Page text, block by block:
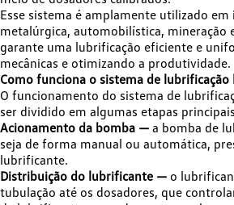
Esse sistema é amplamente utilizado
metalúrgica, automobilística, mineração
garante uma lubrificação eficiente e
mecânicas e otimizando a produtividade.
Como funciona o sistema de lubrificação
O funcionamento do sistema de
ser dividido em algumas etapas
Acionamento da bomba — a bomba de
seja de forma manual ou automática,
lubrificante.
Distribuição do lubrificante — o
tubulação até os dosadores, que